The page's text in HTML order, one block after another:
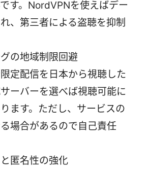
す。NordVPNを使えばデー
、第三者による盗聴を抑制
の地域制限回避
定配信を日本から視聴した
ーバーを選べば視聴可能に
ます。ただし、サービスの
場合があるので自己責任
匿名性の強化